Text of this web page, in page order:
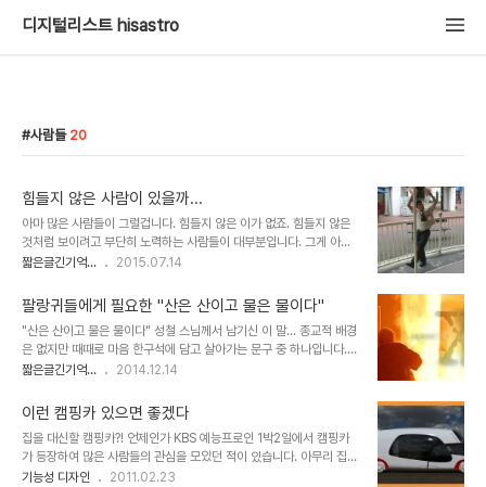
디지털리스트 hisastro
사람들 20
힘들지 않은 사람이 있을까...
아마 많은 사람들이 그럴겁니다. 힘들지 않은 이가 없죠. 힘들지 않은
것처럼 보이려고 부단히 노력하는 사람들이 대부분입니다. 그게 아니
러니하게도 나를 더 힘들게 하는 악순환의 원인이되곤 하죠. 삶에 대한
것이 아닌 것 같다는 어렴풋한 생각이 듭니다. 삶에 대한 집착이 나와
동등한 입장으로 타인을 향하는 것... 때로 기술적 용어가 철학적으로
다가오기도 합니다.어느 천문학자의 얘기를 들었습니다. 우리가 보는
이 모든 세상은 어쩌면 홀로그램일 수 있다고 말이죠. 이미지 출처:
activistshub.com 말 그대로 아둥 바둥 살아 그것을 두고 강한 자
런다고 대단해 보이는..
짧은글긴기억... 2015.07.14
팔랑귀들에게 필요한 "산은 산이고 물은 물이다"
"산은 산이고 물은 물이다" 성철 스님께서 남기신 이 말... 종교적 배경
은 없지만 때때로 마음 한구석에 담고 살아가는 문구 중 하나입니다.
어떤 사안이라도 쉽게 단정 지어서는 안 된다는... 팔랑귀를 지닌 저와
가끔 이런 말들을 하죠. "해보지도 않고 안된다는 말을 하면 안 된다"
이 말은 그럴듯하다고 생각한 이들 모두가 자주 애용(?)하는 말입니다.
하지만, 그것이 해보지 않고도 알 수 있는 당연한 사실들에 대해서 조
차 거론되는 일들을 볼 때면 무섭기도 합니다. 더구나 자연의 섭리 인
양 왜곡되는 경우엔 보통 심각한 일이 아닙니다. 그것이 지시를 하고,
짧은글긴기억... 2014.12.14
이런 캠핑카 있으면 좋겠다
집을 대신할 캠핑카?! 언제인가 KBS 예능프로인 1박2일에서 캠핑카
가 등장하여 많은 사람들의 관심을 모았던 적이 있습니다. 아무리 집에
만 있기를 좋아하는 사람이라도 캠핑카가 있다면, 어딘가 떠나고 싶다
기능성 디자인 2011.02.23